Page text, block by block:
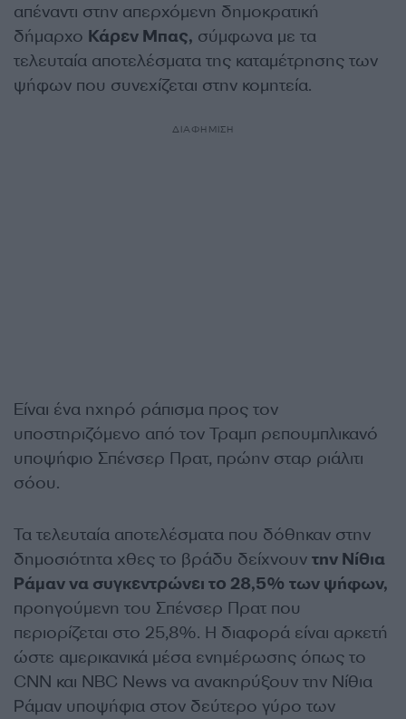
απέναντι στην απερχόμενη δημοκρατική
δήμαρχο Κάρεν Μπας, σύμφωνα με τα
τελευταία αποτελέσματα της καταμέτρησης των
ψήφων που συνεχίζεται στην κομητεία.
ΔΙΑΦΗΜΙΣΗ
Είναι ένα ηχηρό ράπισμα προς τον
υποστηριζόμενο από τον Τραμπ ρεπουμπλικανό
υποψήφιο Σπένσερ Πρατ, πρώην σταρ ριάλιτι
σόου.
Τα τελευταία αποτελέσματα που δόθηκαν στην
δημοσιότητα χθες το βράδυ δείχνουν την Νίθια
Ράμαν να συγκεντρώνει το 28,5% των ψήφων,
προηγούμενη του Σπένσερ Πρατ που
περιορίζεται στο 25,8%. Η διαφορά είναι αρκετή
ώστε αμερικανικά μέσα ενημέρωσης όπως το
CNN και NBC News να ανακηρύξουν την Νίθια
Ράμαν υποψήφια στον δεύτερο γύρο των